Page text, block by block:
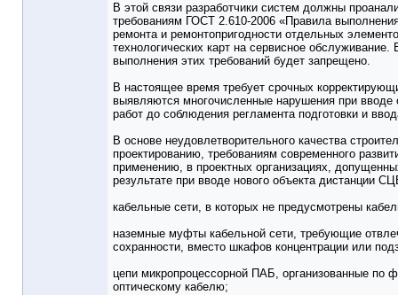
В этой связи разработчики систем должны
требованиям ГОСТ 2.610-2006 «Правила
ремонта и ремонтопригодности отдельных
технологических карт на сервисное
выполнения этих требований будет запрещено.
В настоящее время требует срочных
выявляются многочисленные нарушения при
работ до соблюдения регламента подготовки и
В основе неудовлетворительного качества
проектированию, требованиям современного
применению, в проектных организациях,
результате при вводе нового объекта дистанции
кабельные сети, в которых не предусмотрены
наземные муфты кабельной сети, требующие
сохранности, вместо шкафов концентрации или
цепи микропроцессорной ПАБ, организованные по
оптическому кабелю;